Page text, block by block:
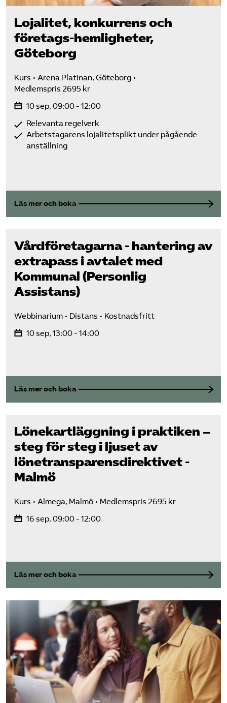
Lojalitet, konkurrens och
företags-hemligheter,
Göteborg
Kurs
Arena Platinan, Göteborg
Medlemspris 2695 kr
10 sep, 09:00 - 12:00
Relevanta regelverk
Arbetstagarens lojalitetsplikt under pågående
anställning
Läs mer och boka
Vård­företagarna - hantering av
extrapass i avtalet med
Kommunal (Personlig
Assistans)
Webbinarium Distans
Kostnadsfritt
10 sep, 13:00 - 14:00
Läs mer och boka
Lönekartläggning i praktiken –
steg för steg i ljuset av
lönetransparens­direktivet -
Malmö
Kurs Almega, Malmö
Medlemspris 2695 kr
16 sep, 09:00 - 12:00
Läs mer och boka